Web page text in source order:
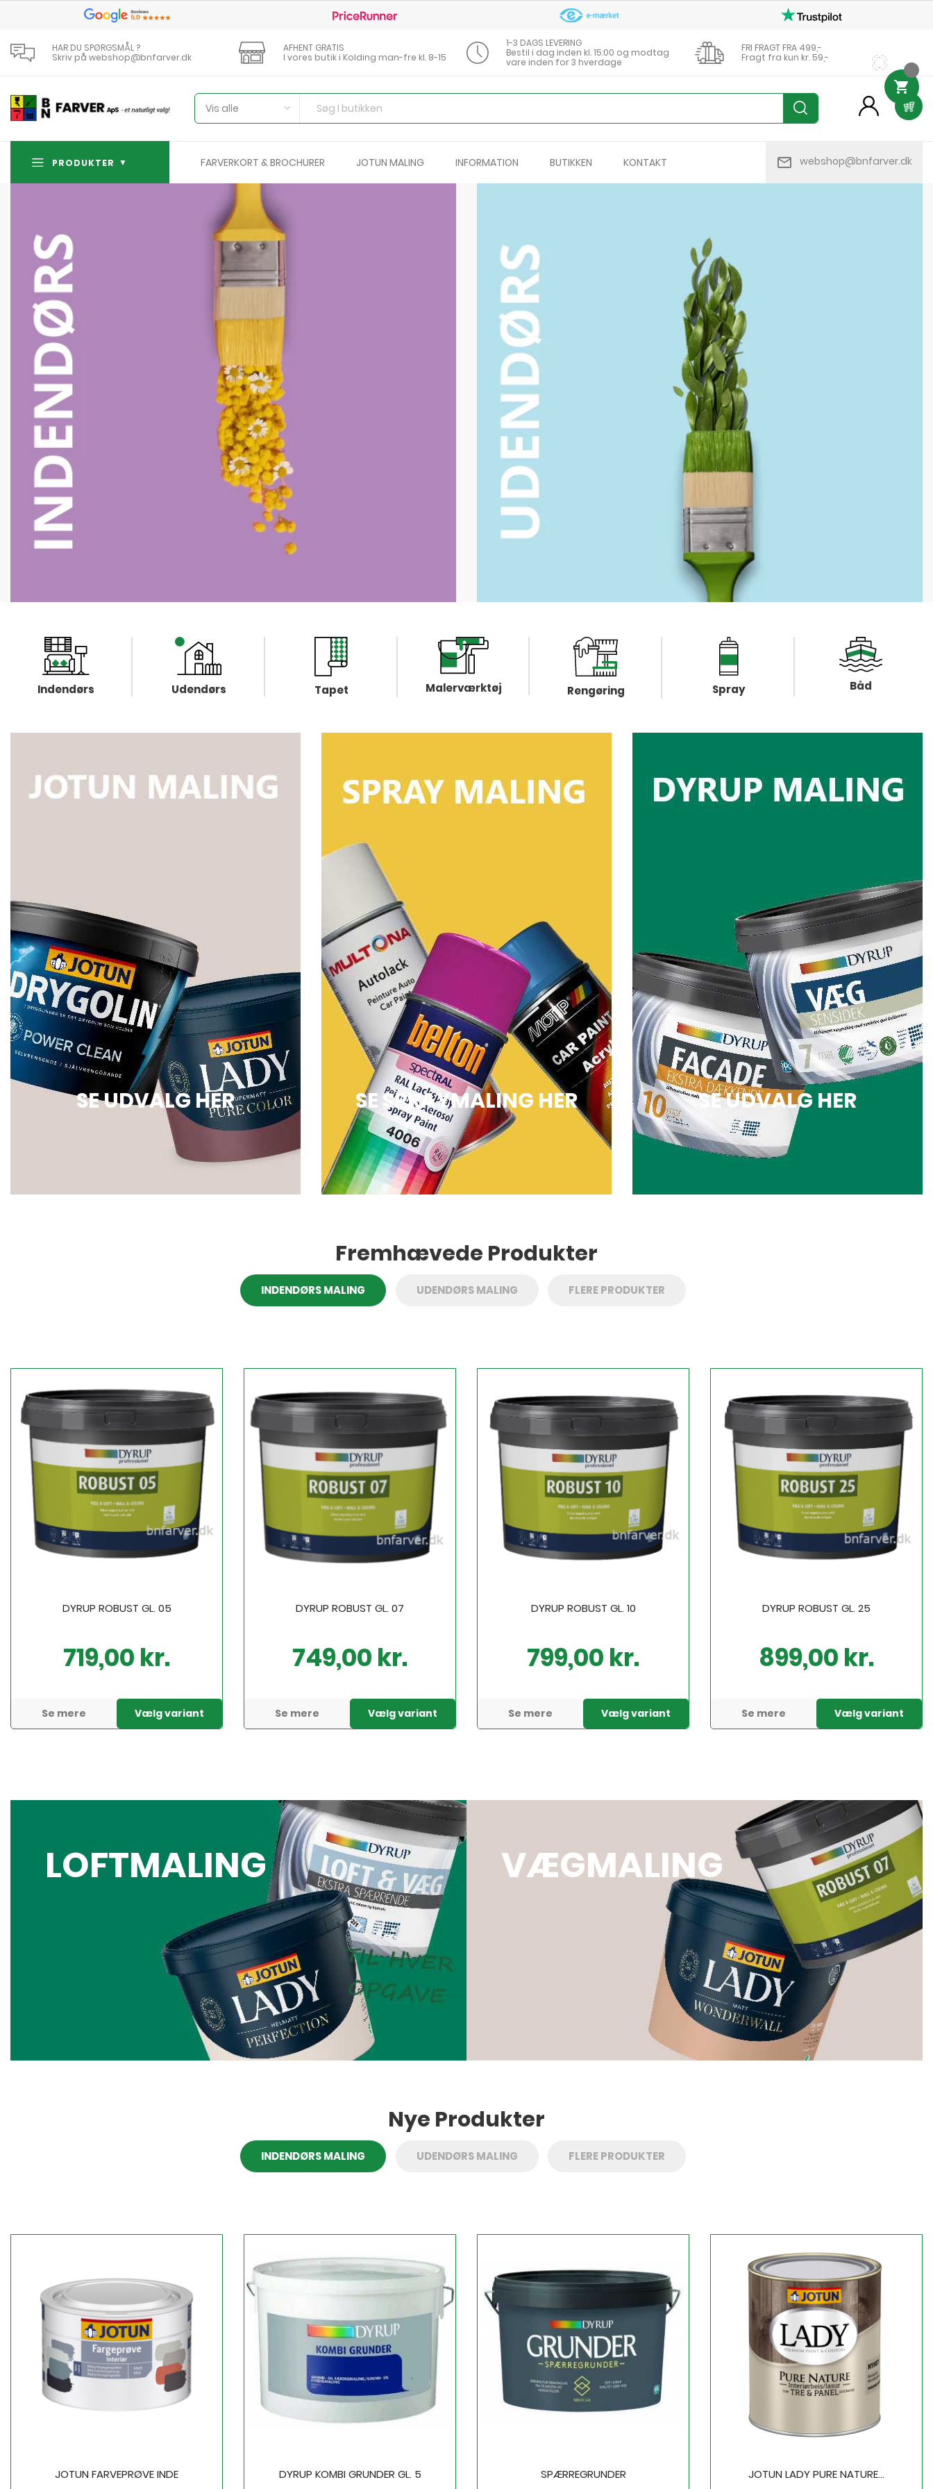
HAR DU SPØRGSMÅL ?
Skriv på webshop@bnfarver.dk
AFHENT GRATIS
I vores butik i Kolding man-fre kl. 8-15
1-3 DAGS LEVERING
Bestil i dag inden kl. 15:00 og modtag
vare inden for 3 hverdage
FRI FRAGT FRA 499,-
Fragt fra kun kr. 59,-
Vis alle person
PRODUKTER FARVERKORT & BROCHURER JOTUN MALING INFORMATION BUTIKKEN KONTAKT mail_outline webshop@bnfarver.dk
Indendørs Udendørs Tapet Malerværktøj Rengøring Spray Båd
SE UDVALG HER SE SPRAYMALING HER SE UDVALG HER
Fremhævede Produkter
INDENDØRS MALING UDENDØRS MALING FLERE PRODUKTER
DYRUP ROBUST GL. 05
719,00 kr.
Se mere Vælg variant
DYRUP ROBUST GL. 07
749,00 kr.
Se mere Vælg variant
DYRUP ROBUST GL. 10
799,00 kr.
Se mere Vælg variant
DYRUP ROBUST GL. 25
899,00 kr.
Se mere Vælg variant
LOFTMALING VÆGMALING
Nye Produkter
INDENDØRS MALING UDENDØRS MALING FLERE PRODUKTER
JOTUN FARVEPRØVE INDE DYRUP KOMBI GRUNDER GL. 5 SPÆRREGRUNDER JOTUN LADY PURE NATURE...
